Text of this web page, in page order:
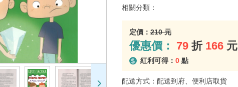
相關分類：
定價： 210 元
優惠價： 79 折 166 元
紅利可得： 0 點
配送方式：配送到府、便利店取貨